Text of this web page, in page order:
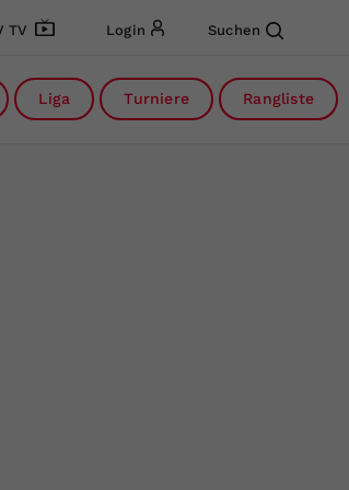
TV Login Suchen
Liga Turniere Rangliste